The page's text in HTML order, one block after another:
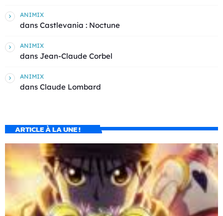
ANIMIX
dans Castlevania : Noctune
ANIMIX
dans Jean-Claude Corbel
ANIMIX
dans Claude Lombard
ARTICLE À LA UNE !